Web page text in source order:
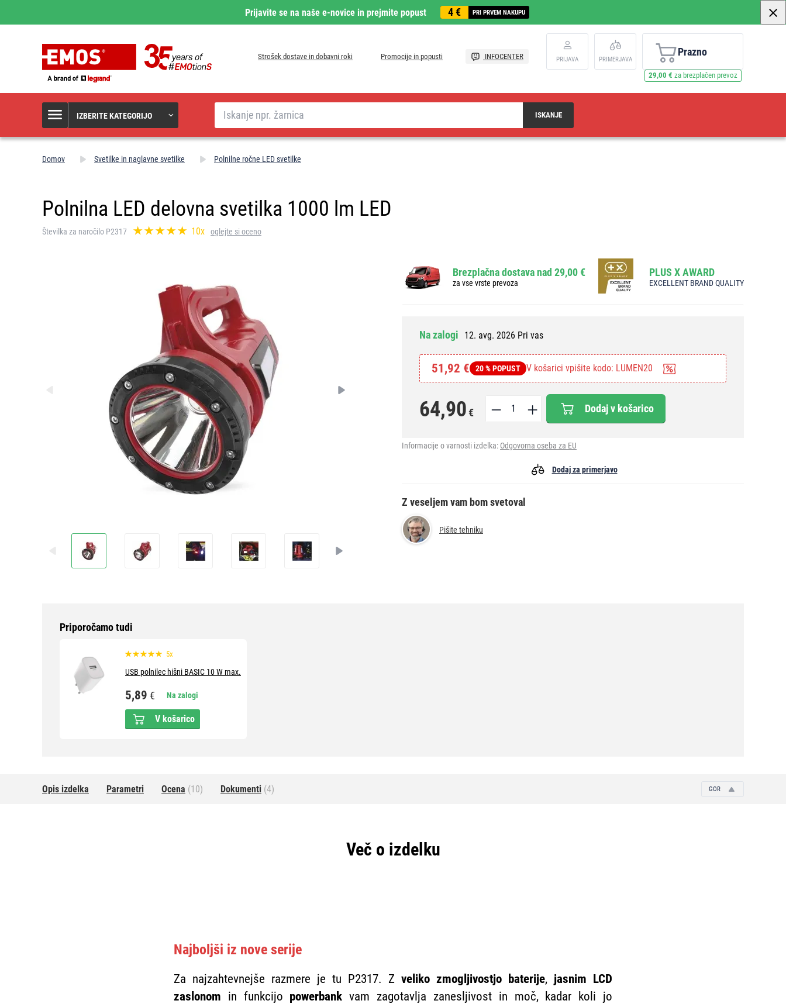
Prijavite se na naše e-novice in prejmite popust 4 € PRI PRVEM NAKUPU
Strošek dostave in dobavni roki Promocije in popusti INFOCENTER PRIJAVA PRIMERJAVA
Prazno
29,00 € za brezplačen prevoz
IZBERITE KATEGORIJO
Iskanje
ISKANJE
Domov Svetilke in naglavne svetilke Polnilne ročne LED svetilke
Polnilna LED delovna svetilka 1000 lm LED
Številka za naročilo P2317 10x oglejte si oceno
Brezplačna dostava nad 29,00 €
za vse vrste prevoza
PLUS X AWARD
EXCELLENT BRAND QUALITY
Na zalogi 12. avg. 2026 Pri vas
51,92 € 20 % POPUST V košarici vpišite kodo: LUMEN20
64,90€ Dodaj v košarico
Informacije o varnosti izdelka: Odgovorna oseba za EU
Dodaj za primerjavo
Z veseljem vam bom svetoval
Pišite tehniku
Priporočamo tudi
5x
USB polnilec hišni BASIC 10 W max.
5,89 € Na zalogi
V košarico
Opis izdelka Parametri Ocena (10) Dokumenti (4) GOR
Več o izdelku
Najboljši iz nove serije
Za najzahtevnejše razmere je tu P2317. Z veliko zmogljivostjo baterije, jasnim LCD
zaslonom in funkcijo powerbank vam zagotavlja zanesljivost in moč, kadar koli jo